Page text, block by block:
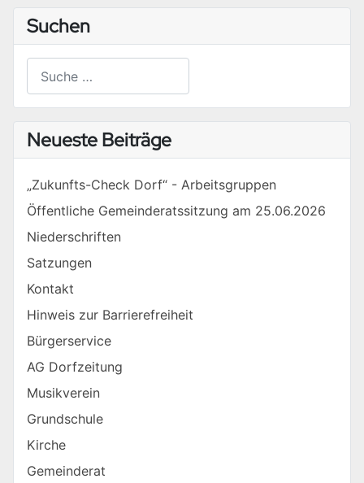
Suchen
Type 2 or more characters for results.
Neueste Beiträge
„Zukunfts-Check Dorf“ - Arbeitsgruppen
Öffentliche Gemeinderatssitzung am 25.06.2026
Niederschriften
Satzungen
Kontakt
Hinweis zur Barrierefreiheit
Bürgerservice
AG Dorfzeitung
Musikverein
Grundschule
Kirche
Gemeinderat